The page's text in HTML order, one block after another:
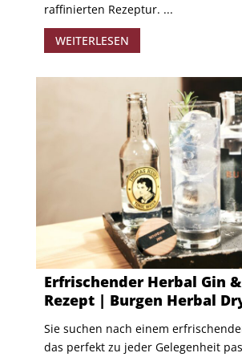
raffinierten Rezeptur. ...
WEITERLESEN
Erfrischender Herbal Gin
Rezept | Burgen Herbal
Sie suchen nach einem
das perfekt zu jeder Gelegenheit